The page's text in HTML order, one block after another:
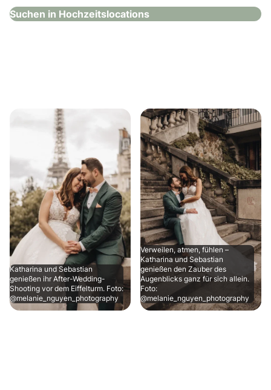
Suchen in Hochzeitslocations
Katharina und Sebastian
genießen ihr After-Wedding-
Shooting vor dem Eiffelturm. Foto:
@melanie_nguyen_photography
Verweilen, atmen, fühlen –
Katharina und Sebastian
genießen den Zauber des
Augenblicks ganz für sich allein.
Foto:
@melanie_nguyen_photography